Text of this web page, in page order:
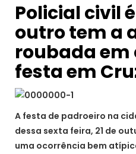
Policial civil
outro tem a
roubada em
festa em
A festa de padroeiro na
dessa sexta feira, 21 de
uma ocorrência bem